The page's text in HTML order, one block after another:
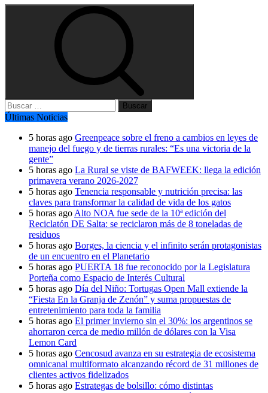
Buscar:
Últimas Noticias
5 horas ago Greenpeace sobre el freno a cambios en leyes de
manejo del fuego y de tierras rurales: “Es una victoria de la
gente”
5 horas ago La Rural se viste de BAFWEEK: llega la edición
primavera verano 2026-2027
5 horas ago Tenencia responsable y nutrición precisa: las
claves para transformar la calidad de vida de los gatos
5 horas ago Alto NOA fue sede de la 10ª edición del
Reciclatón DE Salta: se reciclaron más de 8 toneladas de
residuos
5 horas ago Borges, la ciencia y el infinito serán protagonistas
de un encuentro en el Planetario
5 horas ago PUERTA 18 fue reconocido por la Legislatura
Porteña como Espacio de Interés Cultural
5 horas ago Día del Niño: Tortugas Open Mall extiende la
“Fiesta En la Granja de Zenón” y suma propuestas de
entretenimiento para toda la familia
5 horas ago El primer invierno sin el 30%: los argentinos se
ahorraron cerca de medio millón de dólares con la Visa
Lemon Card
5 horas ago Cencosud avanza en su estrategia de ecosistema
omnicanal multiformato alcanzando récord de 31 millones de
clientes activos fidelizados
5 horas ago Estrategas de bolsillo: cómo distintas